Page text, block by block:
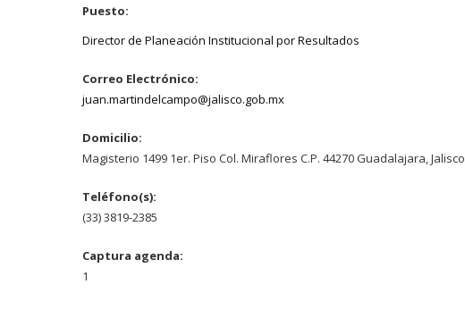
Puesto:
Director de Planeación Institucional por Resultados
Correo Electrónico:
juan.martindelcampo@jalisco.gob.mx
Domicilio:
Magisterio 1499 1er. Piso Col. Miraflores C.P. 44270 Guadalajara,
Teléfono(s):
(33) 3819-2385
Captura agenda:
1